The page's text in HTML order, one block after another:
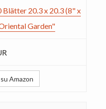
20.3 x 20.3 (8" x
Garden"
Amazon